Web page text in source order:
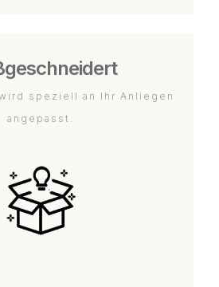
speziell an Ihr Anliegen
angepasst.